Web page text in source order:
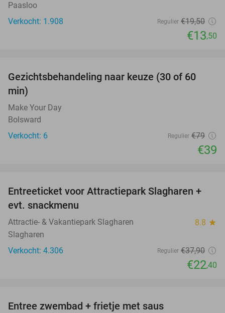
Paasloo
Verkocht: 1.908
Regulier €19,50
€13,50
51%
Gezichtsbehandeling naar keuze (30 of 60
min)
Make Your Day
Bolsward
Verkocht: 6
Regulier €79
€39
41%
Entreeticket voor Attractiepark Slagharen +
evt. snackmenu
Attractie- & Vakantiepark Slagharen 8.8 star
Slagharen
Verkocht: 4.306
Regulier €37,90
€22,40
Entree zwembad + frietje met saus